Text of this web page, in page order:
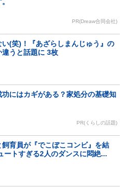
PR(Dreaw合同会社)
い(笑)！『あざらしまんじゅう』の
違うと話題に 3枚
功にはカギがある？家処分の基礎知
PR(くらしの話題)
飼育員が『でこぼこコンビ』を結
ートすぎる2人のダンスに悶絶...